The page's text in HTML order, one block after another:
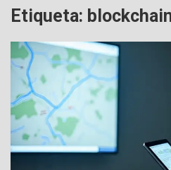
Etiqueta: